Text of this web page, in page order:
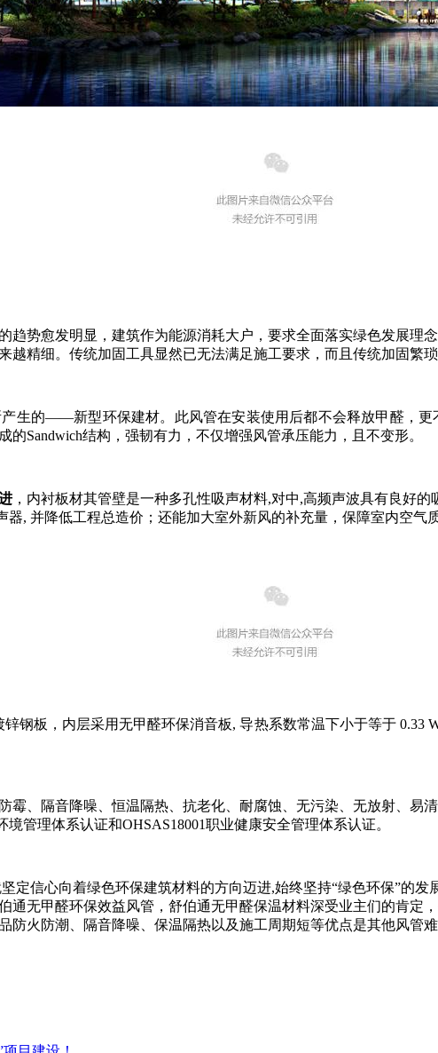
趋势愈发明显，建筑作为能源消耗大户，要求全面落实绿色发展理
越精细。传统加固工具显然已无法满足施工要求，而且传统加固繁
生的——新型环保建材。此风管在安装使用后都不会释放甲醛，
的Sandwich结构，强韧有力，不仅增强风管承压能力，且不变形。
，内衬板材其管壁是一种多孔性吸声材料,对中,高频声波具有良好
, 并降低工程总造价；还能加大室外新风的补充量，保障室内空气
钢板，内层采用无甲醛环保消音板, 导热系数常温下小于等于 0.33
霉、隔音降噪、恒温隔热、抗老化、耐腐蚀、无污染、无放射、易
管理体系认证和OHSAS18001职业健康安全管理体系认证。
定信心向着绿色环保建筑材料的方向迈进,始终坚持“绿色环保”的发
通无甲醛环保效益风管，舒伯通无甲醛保温材料深受业主们的肯定
火防潮、隔音降噪、保温隔热以及施工周期短等优点是其他风管难